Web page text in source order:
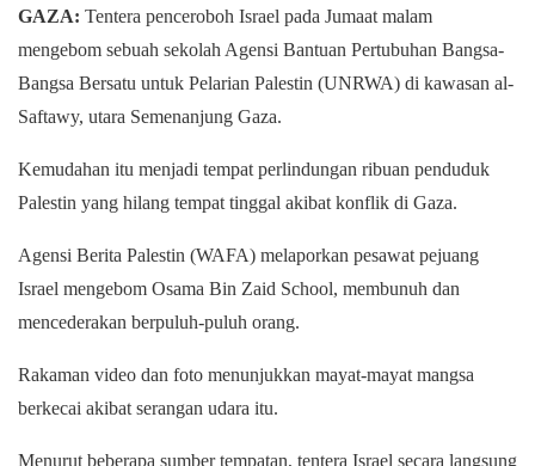
GAZA: Tentera penceroboh Israel pada Jumaat malam
mengebom sebuah sekolah Agensi Bantuan Pertubuhan Bangsa-
Bangsa Bersatu untuk Pelarian Palestin (UNRWA) di kawasan al-
Saftawy, utara Semenanjung Gaza.
Kemudahan itu menjadi tempat perlindungan ribuan penduduk
Palestin yang hilang tempat tinggal akibat konflik di Gaza.
Agensi Berita Palestin (WAFA) melaporkan pesawat pejuang
Israel mengebom Osama Bin Zaid School, membunuh dan
mencederakan berpuluh-puluh orang.
Rakaman video dan foto menunjukkan mayat-mayat mangsa
berkecai akibat serangan udara itu.
Menurut beberapa sumber tempatan, tentera Israel secara langsung